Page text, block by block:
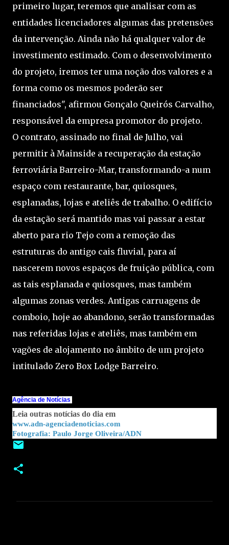
primeiro lugar, teremos que analisar com as
entidades licenciadores algumas das pretensões
da intervenção. Ainda não há qualquer valor de
investimento estimado. Com o desenvolvimento
do projeto, iremos ter uma noção dos valores e a
forma como os mesmos poderão ser
financiados", afirmou Gonçalo Queirós Carvalho,
responsável da empresa promotor do projeto.
O contrato, assinado no final de Julho, vai
permitir à Mainside a recuperação da estação
ferroviária Barreiro-Mar, transformando-a num
espaço com restaurante, bar, quiosques,
esplanadas, lojas e ateliês de trabalho. O edifício
da estação será mantido mas vai passar a estar
aberto para rio Tejo com a remoção das
estruturas do antigo cais fluvial, para aí
nascerem novos espaços de fruição pública, com
as tais esplanada e quiosques, mas também
algumas zonas verdes. Antigas carruagens de
comboio, hoje ao abandono, serão transformadas
nas referidas lojas e ateliês, mas também em
vagões de alojamento no âmbito de um projeto
intitulado Zero Box Lodge Barreiro.
Agência de Notícias
Leia outras notícias do dia em
www.adn-agenciadenoticias.com
Fotografia: Paulo Jorge Oliveira/ADN